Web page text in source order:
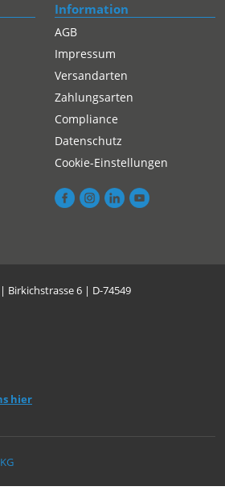
Information
AGB
Impressum
Versandarten
Zahlungsarten
Compliance
Datenschutz
Cookie-Einstellungen
Birkichstrasse 6 | D-74549
hier